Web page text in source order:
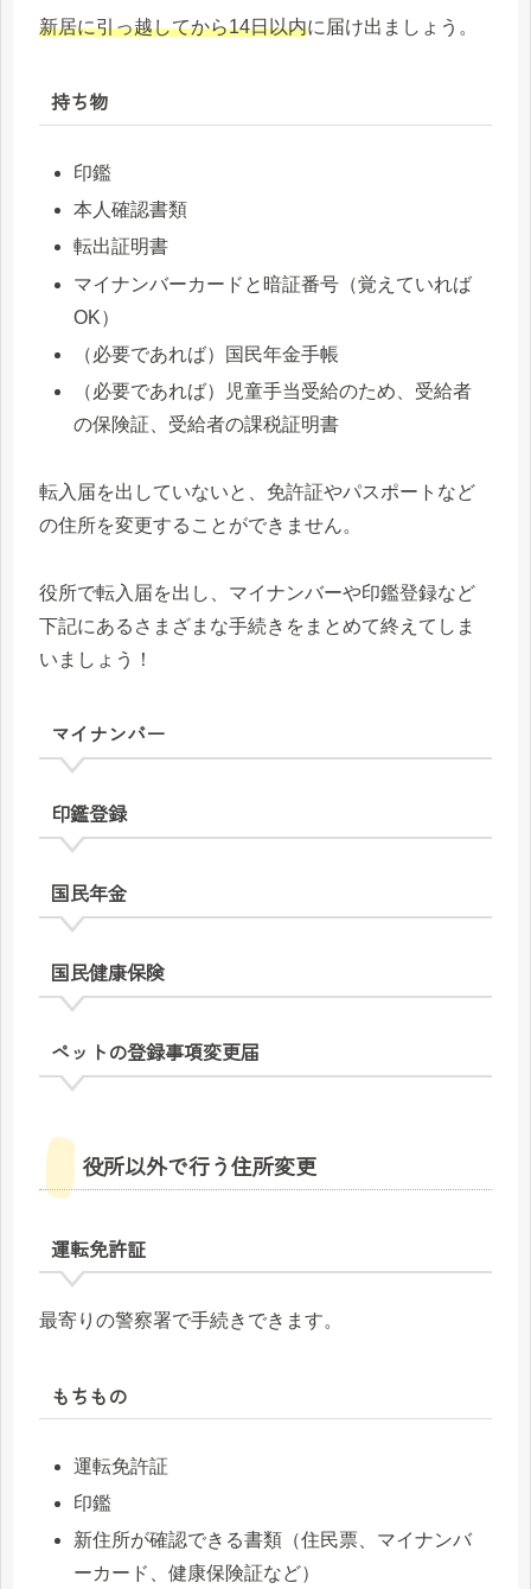
新居に引っ越してから14日以内に届け出ましょう。
持ち物
印鑑
本人確認書類
転出証明書
マイナンバーカードと暗証番号（覚えていれば
OK）
（必要であれば）国民年金手帳
（必要であれば）児童手当受給のため、受給者
の保険証、受給者の課税証明書
転入届を出していないと、免許証やパスポートなど
の住所を変更することができません。
役所で転入届を出し、マイナンバーや印鑑登録など
下記にあるさまざまな手続きをまとめて終えてしま
いましょう！
マイナンバー
印鑑登録
国民年金
国民健康保険
ペットの登録事項変更届
役所以外で行う住所変更
運転免許証
最寄りの警察署で手続きできます。
もちもの
運転免許証
印鑑
新住所が確認できる書類（住民票、マイナンバ
ーカード、健康保険証など）